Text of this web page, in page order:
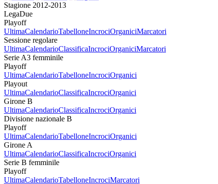
Stagione 2012-2013
LegaDue
Playoff
UltimaCalendarioTabelloneIncrociOrganiciMarcatori
Sessione regolare
UltimaCalendarioClassificaIncrociOrganiciMarcatori
Serie A3 femminile
Playoff
UltimaCalendarioTabelloneIncrociOrganici
Playout
UltimaCalendarioClassificaIncrociOrganici
Girone B
UltimaCalendarioClassificaIncrociOrganici
Divisione nazionale B
Playoff
UltimaCalendarioTabelloneIncrociOrganici
Girone A
UltimaCalendarioClassificaIncrociOrganici
Serie B femminile
Playoff
UltimaCalendarioTabelloneIncrociMarcatori